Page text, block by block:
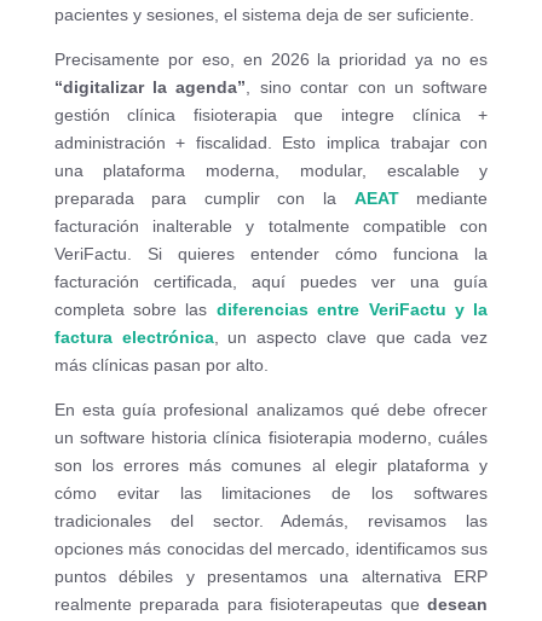
pacientes y sesiones, el sistema deja de ser suficiente.
Precisamente por eso, en 2026 la prioridad ya no es
“digitalizar la agenda”, sino contar con un software
gestión clínica fisioterapia que integre clínica +
administración + fiscalidad. Esto implica trabajar con
una plataforma moderna, modular, escalable y
preparada para cumplir con la AEATmediante
facturación inalterable y totalmente compatible con
VeriFactu. Si quieres entender cómo funciona la
facturación certificada, aquí puedes ver una guía
completa sobre las diferencias entre VeriFactu y la
factura electrónica, un aspecto clave que cada vez
más clínicas pasan por alto.
En esta guía profesional analizamos qué debe ofrecer
un software historia clínica fisioterapia moderno, cuáles
son los errores más comunes al elegir plataforma y
cómo evitar las limitaciones de los softwares
tradicionales del sector. Además, revisamos las
opciones más conocidas del mercado, identificamos sus
puntos débiles y presentamos una alternativa ERP
realmente preparada para fisioterapeutas quedesean